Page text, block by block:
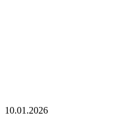
10.01.2026